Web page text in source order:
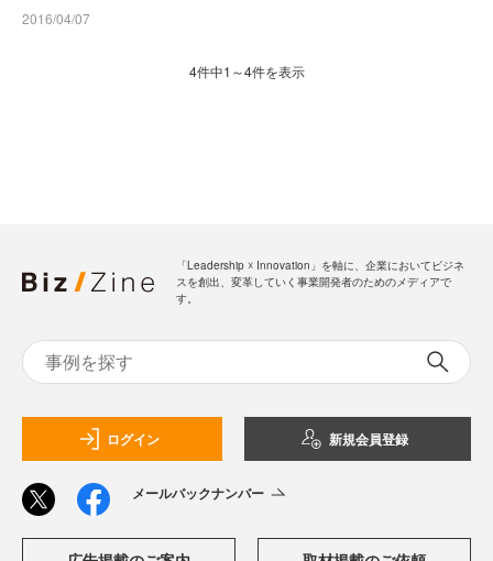
2016/04/07
4件中1～4件を表示
「Leadership ☓ Innovation」を軸に、企業においてビジネ
スを創出、変革していく事業開発者のためのメディアで
す。
ログイン 新規会員登録
メールバックナンバー